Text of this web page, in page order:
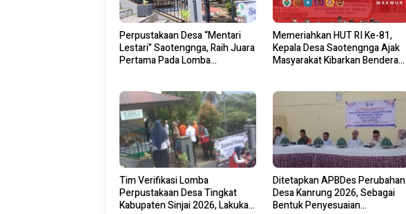
Perpustakaan Desa “Mentari
Lestari” Saotengnga, Raih Juara
Pertama Pada Lomba
Memeriahkan HUT RI Ke-81,
Kepala Desa Saotengnga Ajak
Masyarakat Kibarkan Bendera
Tim Verifikasi Lomba
Perpustakaan Desa Tingkat
Kabupaten Sinjai 2026, Lakukan
Ditetapkan APBDes Perubahan
Desa Kanrung 2026, Sebagai
Bentuk Penyesuaian